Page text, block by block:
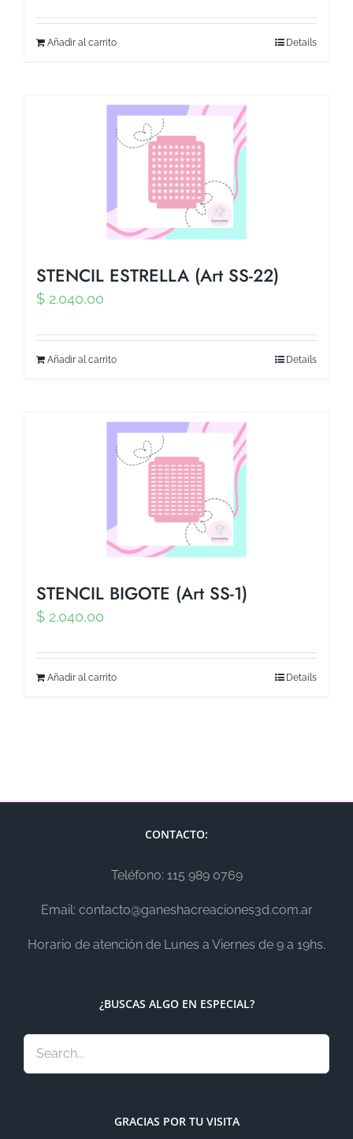
Añadir al carrito Details
STENCIL ESTRELLA (Art SS-22)
$ 2.040,00
Añadir al carrito Details
STENCIL BIGOTE (Art SS-1)
$ 2.040,00
Añadir al carrito Details
CONTACTO:
Teléfono: 115 989 0769
Email: contacto@ganeshacreaciones3d.com.ar
Horario de atención de Lunes a Viernes de 9 a 19hs.
¿BUSCAS ALGO EN ESPECIAL?
GRACIAS POR TU VISITA